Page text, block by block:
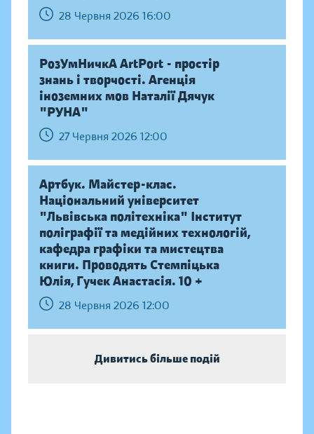
28 Червня 2026 16:00
РозУмНичкА ArtPort - простір
знань і творчості. Агенція
іноземних мов Наталії Дячук
"РУНА"
27 Червня 2026 12:00
Артбук. Майстер-клас.
Національний університет
"Львівська політехніка" Інститут
поліграфії та медійних технологій,
кафедра графіки та мистецтва
книги. Проводять Стемпіцька
Юлія, Гучек Анастасія. 10 +
28 Червня 2026 12:00
Дивитись більше подій